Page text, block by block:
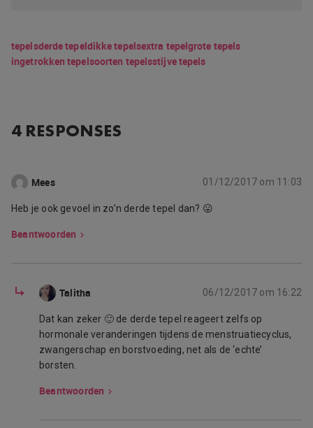
tepelsderde tepeldikke tepelsextra tepelgrote tepels
ingetrokken tepelsoorten tepelsstijve tepels
4 RESPONSES
Mees 01/12/2017 om 11:03
Heb je ook gevoel in zo’n derde tepel dan? 😛
Beantwoorden
Talitha 06/12/2017 om 16:22
Dat kan zeker 🙂 de derde tepel reageert zelfs op
hormonale veranderingen tijdens de menstruatiecyclus,
zwangerschap en borstvoeding, net als de ‘echte’
borsten.
Beantwoorden